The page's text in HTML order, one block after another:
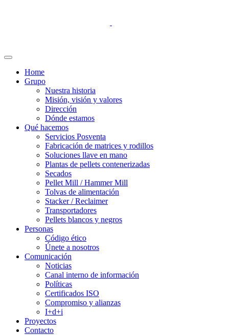
Home
Grupo
Nuestra historia
Misión, visión y valores
Dirección
Dónde estamos
Qué hacemos
Servicios Posventa
Fabricación de matrices y rodillos
Soluciones llave en mano
Plantas de pellets contenerizadas
Secados
Pellet Mill / Hammer Mill
Tolvas de alimentación
Stacker / Reclaimer
Transportadores
Pellets blancos y negros
Personas
Código ético
Únete a nosotros
Comunicación
Noticias
Canal interno de información
Políticas
Certificados ISO
Compromiso y alianzas
I+d+i
Proyectos
Contacto